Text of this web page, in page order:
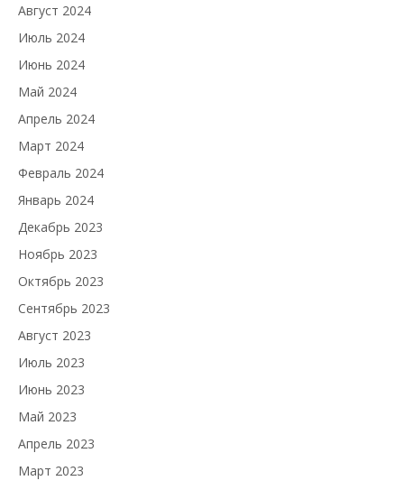
Август 2024
Июль 2024
Июнь 2024
Май 2024
Апрель 2024
Март 2024
Февраль 2024
Январь 2024
Декабрь 2023
Ноябрь 2023
Октябрь 2023
Сентябрь 2023
Август 2023
Июль 2023
Июнь 2023
Май 2023
Апрель 2023
Март 2023